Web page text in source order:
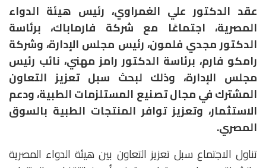
عقد الدكتور علي الغمراوي، رئيس هيئة الدواء
المصرية، اجتماعًا مع شركة فارماباك، برئاسة
الدكتور مجدي فلمون، رئيس مجلس الإدارة، وشركة
رامكو فارم، برئاسة الدكتور رامز مهني، نائب رئيس
مجلس الإدارة، وذلك لبحث سبل تعزيز التعاون
المشترك في مجال تصنيع المستلزمات الطبية، ودعم
الاستثمار، وتعزيز توافر المنتجات الطبية بالسوق
المصري.
تناول الاجتماع سبل تعزيز التعاون بين هيئة الدواء المصرية